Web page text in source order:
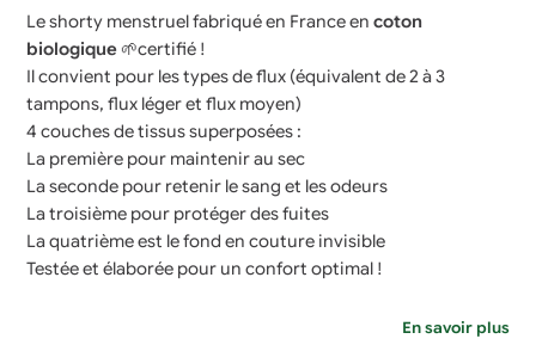
Le shorty menstruel fabriqué en France encoton
biologique 🌱certifié !
Il convient pour les types de flux (équivalent de 2 à 3
tampons, flux léger et flux moyen)
4 couches de tissus superposées :
La première pour maintenir au sec
La seconde pour retenir le sang et les odeurs
La troisième pour protéger des fuites
La quatrième est le fond en couture invisible
Testée et élaborée pour un confort optimal !
En savoir plus